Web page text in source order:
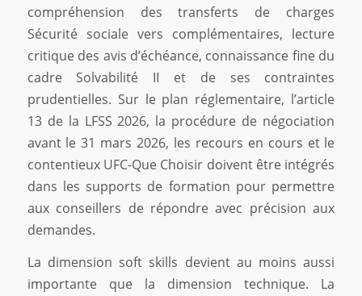
compréhension des transferts de charges
Sécurité sociale vers complémentaires, lecture
critique des avis d’échéance, connaissance fine du
cadre Solvabilité II et de ses contraintes
prudentielles. Sur le plan réglementaire, l’article
13 de la LFSS 2026, la procédure de négociation
avant le 31 mars 2026, les recours en cours et le
contentieux UFC-Que Choisir doivent être intégrés
dans les supports de formation pour permettre
aux conseillers de répondre avec précision aux
demandes.
La dimension soft skills devient au moins aussi
importante que la dimension technique. La